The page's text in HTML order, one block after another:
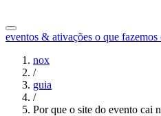
eventos & ativações o que fazemos
nox
/
guia
/
Por que o site do evento cai